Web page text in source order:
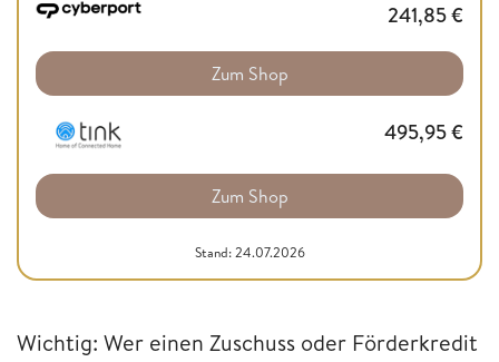
241,85€
Zum Shop
495,95€
Zum Shop
Stand: 24.07.2026
Wichtig: Wer einen Zuschuss oder Förderkredit